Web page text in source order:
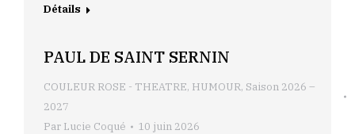
Détails
PAUL DE SAINT SERNIN
COULEUR ROSE - THEATRE, HUMOUR, Saison 2026 –
2027
Par Lucie Coqué 10 juin 2026